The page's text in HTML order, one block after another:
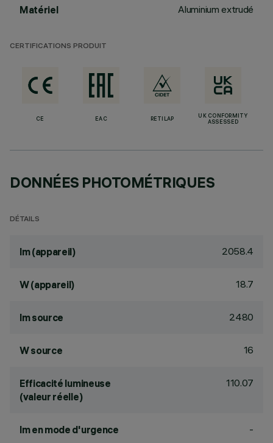
Matériel Aluminium extrudé
CERTIFICATIONS PRODUIT
CE EAC RETILAP
UK CONFORMITY
ASSESSED
DONNÉES PHOTOMÉTRIQUES
DÉTAILS
lm (appareil) 2058.4
W (appareil) 18.7
lm source 2480
W source 16
Efficacité lumineuse
(valeur réelle)
110.07
lm en mode d'urgence -